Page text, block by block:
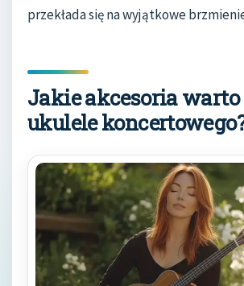
przekłada się na wyjątkowe
Jakie akcesoria warto
ukulele